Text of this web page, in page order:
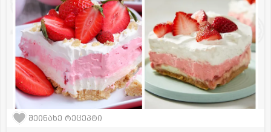
შეინახე რეცეპტი